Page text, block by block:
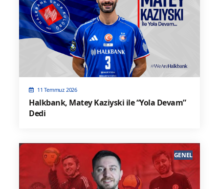
11 Temmuz 2026
Halkbank, Matey Kaziyski ile “Yola Devam”
Dedi
GENEL